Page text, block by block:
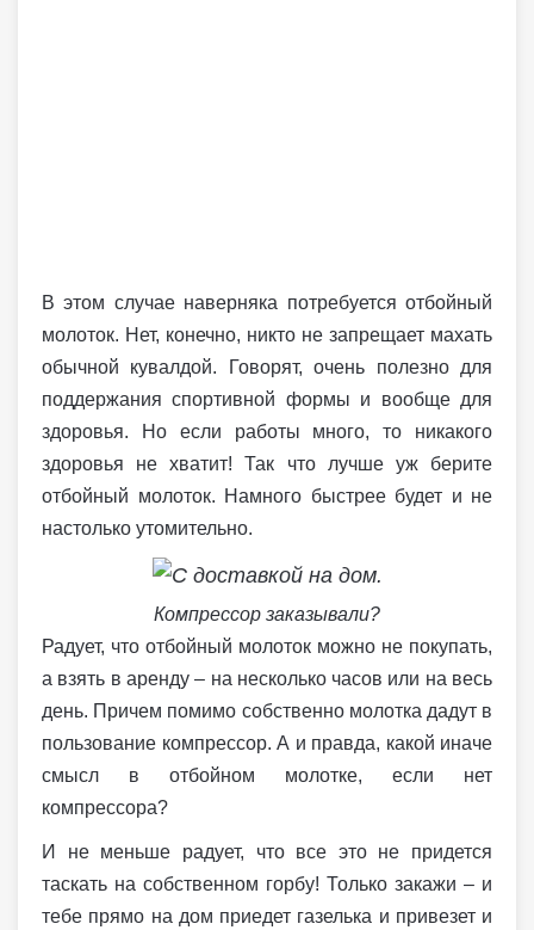
В этом случае наверняка потребуется отбойный
молоток. Нет, конечно, никто не запрещает махать
обычной кувалдой. Говорят, очень полезно для
поддержания спортивной формы и вообще для
здоровья. Но если работы много, то никакого
здоровья не хватит! Так что лучше уж берите
отбойный молоток. Намного быстрее будет и не
настолько утомительно.
Компрессор заказывали?
Радует, что отбойный молоток можно не покупать,
а взять в аренду – на несколько часов или на весь
день. Причем помимо собственно молотка дадут в
пользование компрессор. А и правда, какой иначе
смысл в отбойном молотке, если нет
компрессора?
И не меньше радует, что все это не придется
таскать на собственном горбу! Только закажи – и
тебе прямо на дом приедет газелька и привезет и